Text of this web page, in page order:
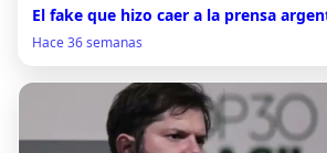
El fake que hizo caer a la prensa
Hace 36 semanas